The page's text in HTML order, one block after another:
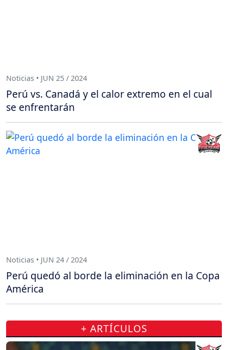
Noticias • JUN 25 / 2024
Perú vs. Canadá y el calor extremo en el cual
se enfrentarán
Noticias • JUN 24 / 2024
Perú quedó al borde la eliminación en la Copa
América
+ ARTÍCULOS